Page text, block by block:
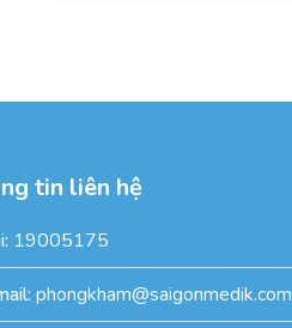
tin liên hệ
19005175
phongkham@saigonmedik.com